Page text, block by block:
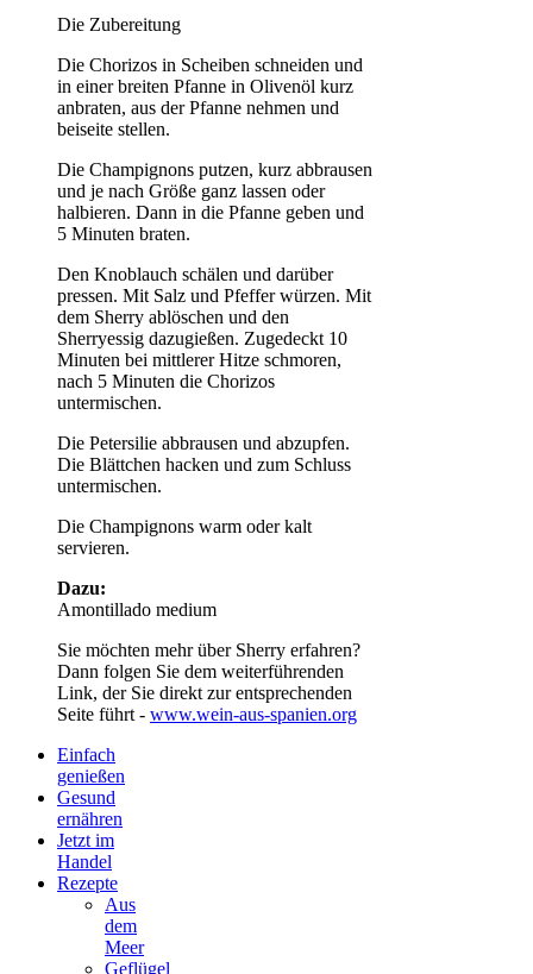
Die Zubereitung
Die Chorizos in Scheiben schneiden und
in einer breiten Pfanne in Olivenöl kurz
anbraten, aus der Pfanne nehmen und
beiseite stellen.
Die Champignons putzen, kurz abbrausen
und je nach Größe ganz lassen oder
halbieren. Dann in die Pfanne geben und
5 Minuten braten.
Den Knoblauch schälen und darüber
pressen. Mit Salz und Pfeffer würzen. Mit
dem Sherry ablöschen und den
Sherryessig dazugießen. Zugedeckt 10
Minuten bei mittlerer Hitze schmoren,
nach 5 Minuten die Chorizos
untermischen.
Die Petersilie abbrausen und abzupfen.
Die Blättchen hacken und zum Schluss
untermischen.
Die Champignons warm oder kalt
servieren.
Dazu:
Amontillado medium
Sie möchten mehr über Sherry erfahren?
Dann folgen Sie dem weiterführenden
Link, der Sie direkt zur entsprechenden
Seite führt - www.wein-aus-spanien.org
Einfach
genießen
Gesund
ernähren
Jetzt im
Handel
Rezepte
Aus
dem
Meer
Geflügel